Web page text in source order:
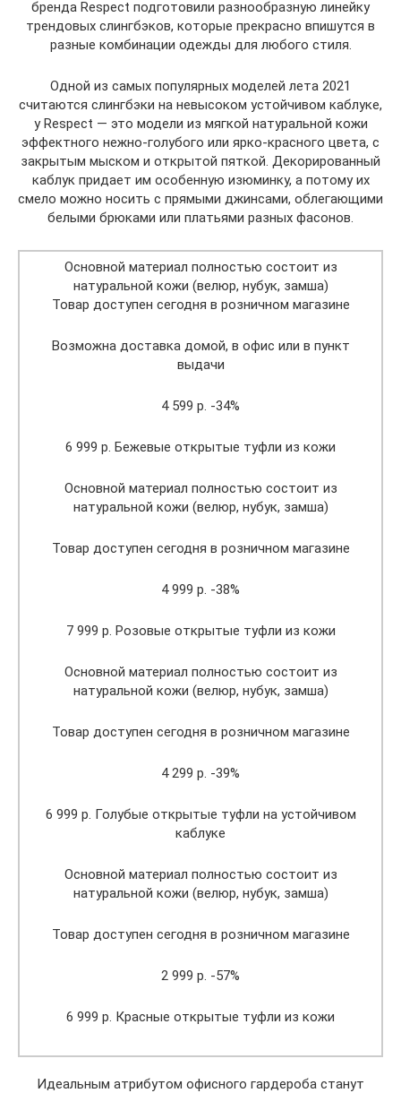
бренда Respect подготовили разнообразную линейку
трендовых слингбэков, которые прекрасно впишутся в
разные комбинации одежды для любого стиля.
Одной из самых популярных моделей лета 2021
считаются слингбэки на невысоком устойчивом каблуке,
у Respect — это модели из мягкой натуральной кожи
эффектного нежно-голубого или ярко-красного цвета, с
закрытым мыском и открытой пяткой. Декорированный
каблук придает им особенную изюминку, а потому их
смело можно носить с прямыми джинсами, облегающими
белыми брюками или платьями разных фасонов.
Основной материал полностью состоит из
натуральной кожи (велюр, нубук, замша)
Товар доступен сегодня в розничном магазине
Возможна доставка домой, в офис или в пункт
выдачи
4 599 р. -34%
6 999 р. Бежевые открытые туфли из кожи
Основной материал полностью состоит из
натуральной кожи (велюр, нубук, замша)
Товар доступен сегодня в розничном магазине
4 999 р. -38%
7 999 р. Розовые открытые туфли из кожи
Основной материал полностью состоит из
натуральной кожи (велюр, нубук, замша)
Товар доступен сегодня в розничном магазине
4 299 р. -39%
6 999 р. Голубые открытые туфли на устойчивом
каблуке
Основной материал полностью состоит из
натуральной кожи (велюр, нубук, замша)
Товар доступен сегодня в розничном магазине
2 999 р. -57%
6 999 р. Красные открытые туфли из кожи
Идеальным атрибутом офисного гардероба станут